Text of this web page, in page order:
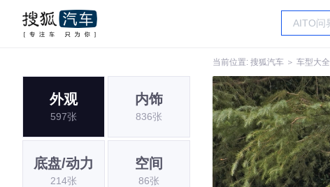
当前位置: 搜狐汽车 ＞ 车型大全
外观
597张
内饰
836张
底盘/动力
214张
空间
86张